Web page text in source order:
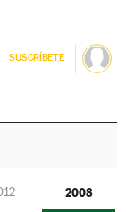
SUSCRÍBETE
2008